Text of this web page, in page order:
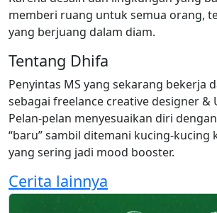
memberi ruang untuk semua orang,
yang berjuang dalam diam.
Tentang Dhifa
Penyintas MS yang sekarang bekerja
sebagai freelance creative designer &
Pelan-pelan menyesuaikan diri
“baru” sambil ditemani kucing-kucing
yang sering jadi mood booster.
Cerita lainnya